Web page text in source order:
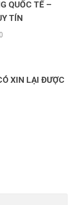
QUỐC TẾ –
TÍN
XIN LẠI ĐƯỢC